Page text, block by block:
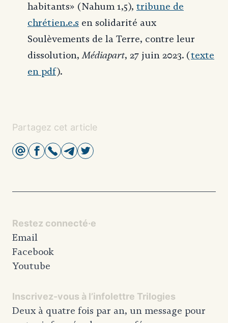
habitants» (Nahum 1,5), tribune de
chrétien.e.s en solidarité aux
Soulèvements de la Terre, contre leur
dissolution,Médiapart, 27 juin 2023. (texte
en pdf).
Partagez cet article
Restez connecté·e
Email
Facebook
Youtube
Inscrivez-vous à l’infolettre Trilogies
Deux à quatre fois par an, un message pour